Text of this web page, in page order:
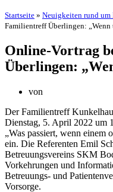
Startseite » Neuigkeiten rund
Familientreff Überlingen: „Wenn
Online-Vortrag
Überlingen:
von
Der Familientreff
Dienstag, 5. April 2022 um
„Was passiert, wenn einem
ein. Die Referenten Emil
Betreuungsvereins SKM
Vorkehrungen und
Betreuungs- und
Vorsorge.